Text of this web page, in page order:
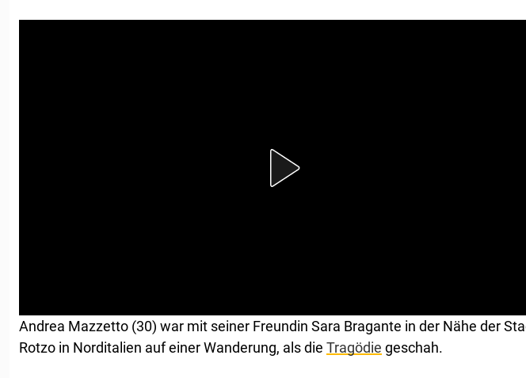
Andrea Mazzetto (30) war mit seiner Freundin Sara Bragante in der Nähe der
Rotzo in Norditalien auf einer Wanderung, als die Tragödie geschah.